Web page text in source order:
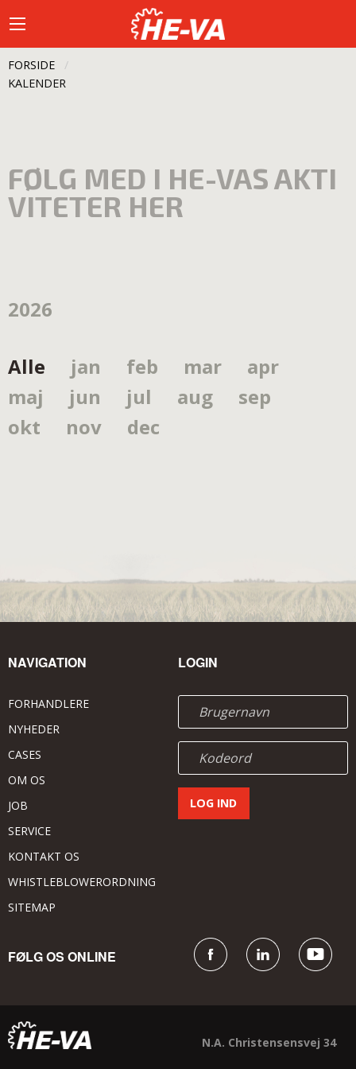
FORSIDE
CURRENT:
KALENDER
FØLG MED I HE-VAS AKTI
VITETER HER
2026
Alle jan feb mar
apr
maj
jun jul aug
sep
okt
nov dec
NAVIGATION
FORHANDLERE
NYHEDER
CASES
OM OS
JOB
SERVICE
KONTAKT OS
WHISTLEBLOWERORDNING
SITEMAP
LOGIN
FØLG OS ONLINE
N.A. Christensensvej 34